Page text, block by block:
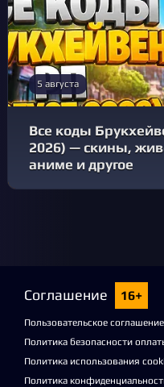
5 августа
Все коды
2026) — скины,
аниме и другое
Соглашение 16+
Пользовательское соглашение
Политика безопасности
Политика использования
Политика